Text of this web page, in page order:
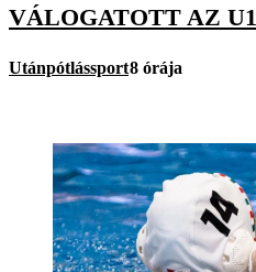
VÁLOGATOTT AZ
Utánpótlássport8 órája